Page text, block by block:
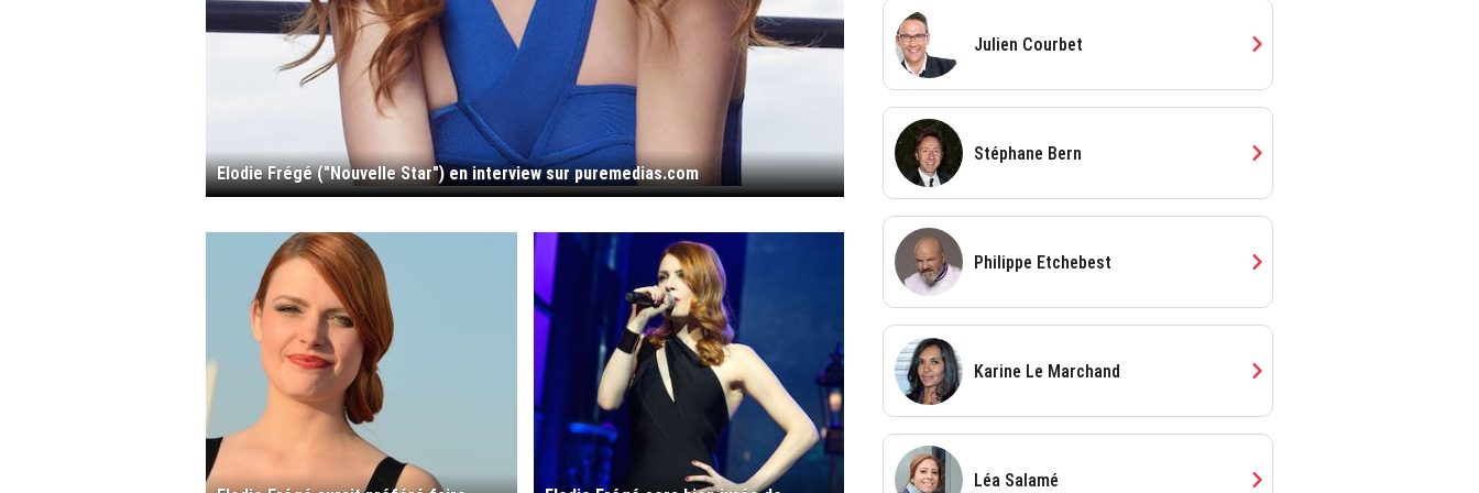
Elodie Frégé ("Nouvelle Star") en interview sur puremedias.com
Julien Courbet chevron_right
Stéphane Bern chevron_right
Philippe Etchebest chevron_right
Karine Le Marchand chevron_right
Léa Salamé chevron_right